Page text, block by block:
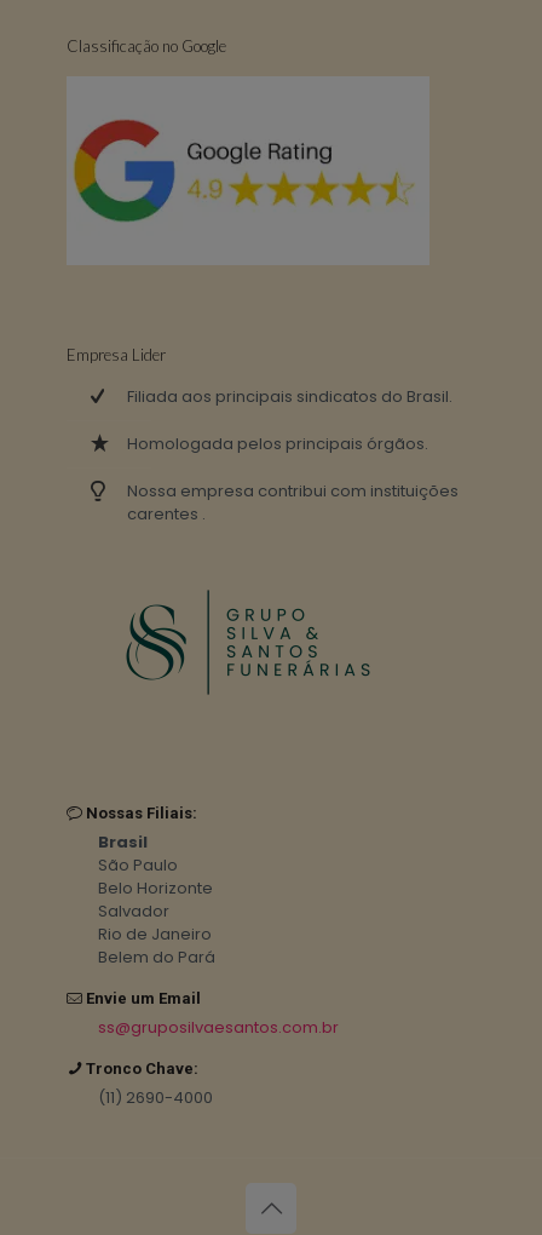
Classificação no Google
Empresa Lider
Filiada aos principais sindicatos do Brasil.
Homologada pelos principais órgãos.
Nossa empresa contribui com instituições
carentes .
Nossas Filiais:
Brasil
São Paulo
Belo Horizonte
Salvador
Rio de Janeiro
Belem do Pará
Envie um Email
ss@gruposilvaesantos.com.br
Tronco Chave:
(11) 2690-4000